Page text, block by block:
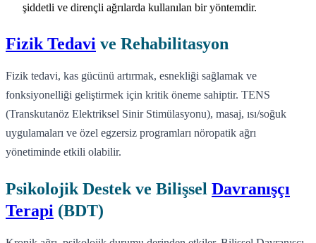
şiddetli ve dirençli ağrılarda kullanılan bir yöntemdir.
Fizik Tedavi ve Rehabilitasyon
Fizik tedavi, kas gücünü artırmak, esnekliği sağlamak ve
fonksiyonelliği geliştirmek için kritik öneme sahiptir. TENS
(Transkutanöz Elektriksel Sinir Stimülasyonu), masaj, ısı/soğuk
uygulamaları ve özel egzersiz programları nöropatik ağrı
yönetiminde etkili olabilir.
Psikolojik Destek ve Bilişsel Davranışçı
Terapi (BDT)